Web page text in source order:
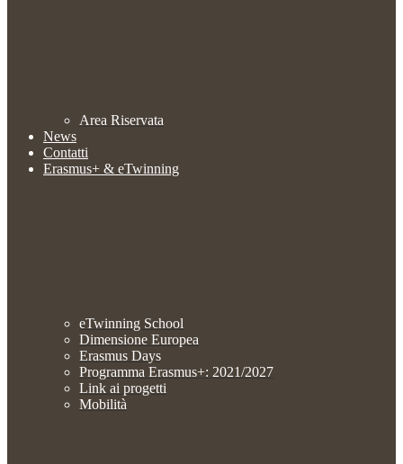
Area Riservata
News
Contatti
Erasmus+ & eTwinning
eTwinning School
Dimensione Europea
Erasmus Days
Programma Erasmus+: 2021/2027
Link ai progetti
Mobilità